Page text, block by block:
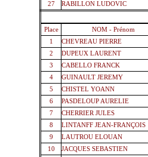
27
RABILLON LUDOVIC
Place
NOM - Prénom
1
CHEVREAU PIERRE
2
DUPEUX LAURENT
3
CABELLO FRANCK
4
GUINAULT JEREMY
5
CHISTEL YOANN
6
PASDELOUP AURELIE
7
CHERRIER JULES
8
LINTANFF JEAN-FRANÇOIS
9
LAUTROU ELOUAN
10
JACQUES SEBASTIEN